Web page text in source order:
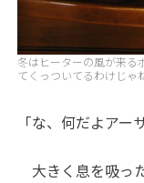
冬はヒーターの風が来る
てくっついてるわけじゃ
「な、何だよアー
大きく息を吸っ